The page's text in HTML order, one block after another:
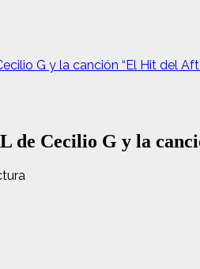
G y la canción “El Hit del
de Cecilio G y la